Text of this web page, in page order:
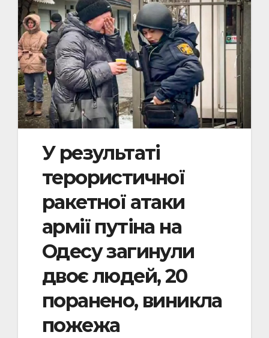
У результаті
терористичної
ракетної атаки
армії путіна на
Одесу загинули
двоє людей, 20
поранено, виникла
пожежа